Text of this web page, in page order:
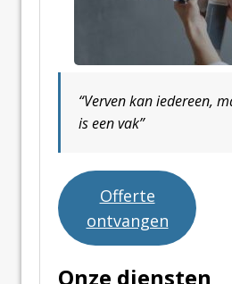
“Verven kan iedereen,
is een vak”
Offerte
ontvangen
Onze diensten